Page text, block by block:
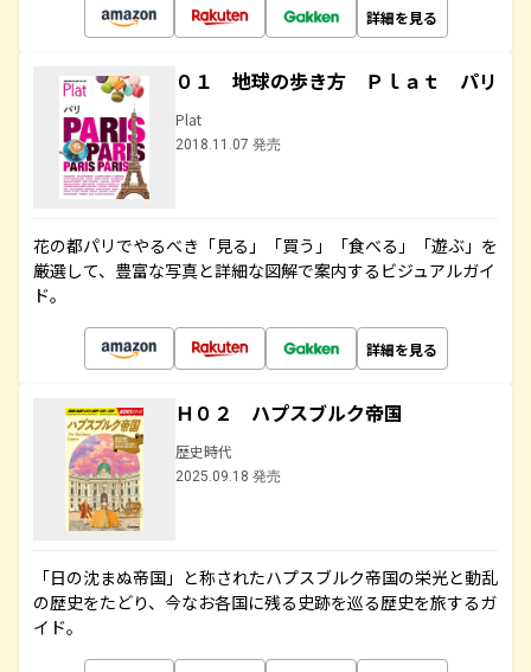
詳細を見る
０１ 地球の歩き方 Ｐｌａｔ パリ
Plat
2018.11.07 発売
花の都パリでやるべき「見る」「買う」「食べる」「遊ぶ」を
厳選して、豊富な写真と詳細な図解で案内するビジュアルガイ
ド。
詳細を見る
Ｈ０２ ハプスブルク帝国
歴史時代
2025.09.18 発売
「日の沈まぬ帝国」と称されたハプスブルク帝国の栄光と動乱
の歴史をたどり、今なお各国に残る史跡を巡る歴史を旅するガ
イド。